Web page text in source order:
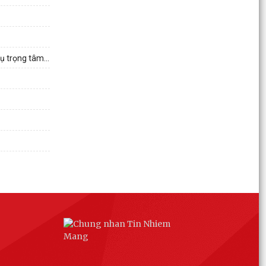
trọng tâm...
hoạt động ở thôn Đồng Hải
QUYẾT ĐỊNH Về việc công nhận người tham gia
hoạt động ở thôn Nhân Lư